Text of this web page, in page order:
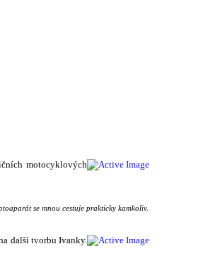
motocyklových
se mnou cestuje prakticky kamkoliv.
další tvorbu Ivanky.